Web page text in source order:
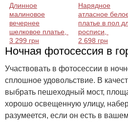
Длинное
малиновое
вечернее
шелковое платье,
3 299 грн
Нарядное
атласное
платье в пол
росписи,
2 698 грн
Ночная фотосессия в
Участвовать в фотосессии в
сплошное удовольствие. В
выбрать пешеходный мост,
хорошо освещенную улицу,
разумеется, если он есть в